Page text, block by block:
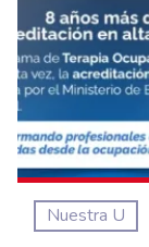
Nuestra U